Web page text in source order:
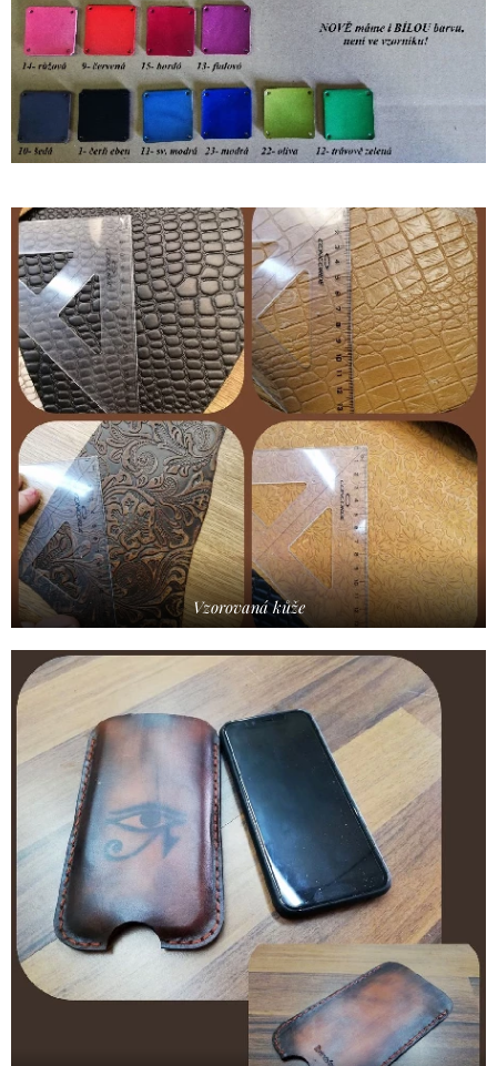
Vzorovaná kůže